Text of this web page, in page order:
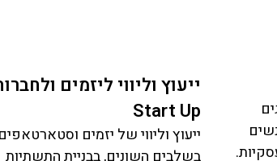
ייעוץ וליווי ליזמים
Start Up
ייעוץ וליווי של יזמים וסטארטאפים